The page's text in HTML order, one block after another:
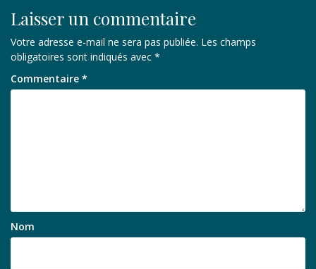
Laisser un commentaire
Votre adresse e-mail ne sera pas publiée. Les champs
obligatoires sont indiqués avec *
Commentaire *
Nom